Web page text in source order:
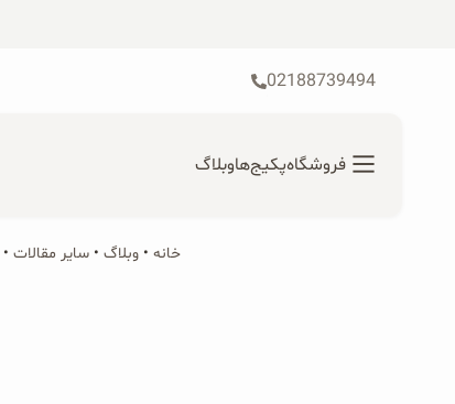
02188739494
فروشگاهپکیج‌هاوبلاگ
محصولات ارگانیک
خانه • وبلاگ • سایر مقالات •